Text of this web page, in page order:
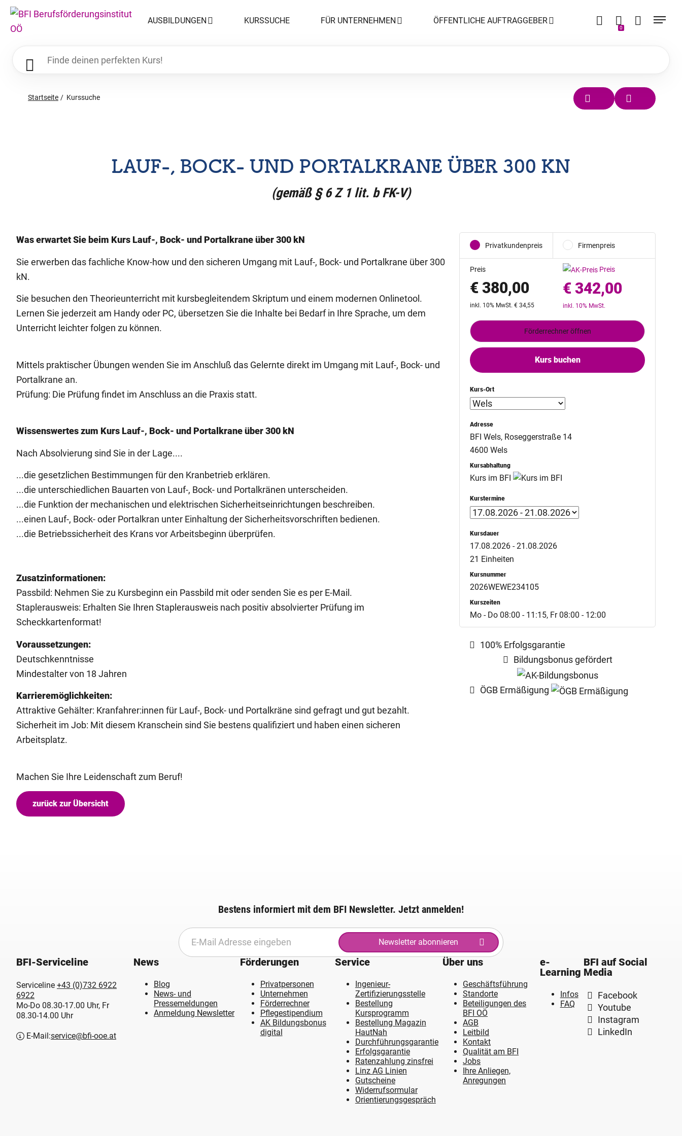
AUSBILDUNGEN KURSSUCHE FÜR UNTERNEHMEN ÖFFENTLICHE AUFTRAGGEBER
0
Startseite Kurssuche
LAUF-, BOCK- UND PORTALKRANE ÜBER 300 KN
(gemäß § 6 Z 1 lit. b FK-V)
Was erwartet Sie beim Kurs Lauf-, Bock- und Portalkrane über 300 kN
Sie erwerben das fachliche Know-how und den sicheren Umgang mit Lauf-, Bock- und Portalkrane über 300
kN.
Sie besuchen den Theorieunterricht mit kursbegleitendem Skriptum und einem modernen Onlinetool.
Lernen Sie jederzeit am Handy oder PC, übersetzen Sie die Inhalte bei Bedarf in Ihre Sprache, um dem
Unterricht leichter folgen zu können.
Mittels praktischer Übungen wenden Sie im Anschluß das Gelernte direkt im Umgang mit Lauf-, Bock- und
Portalkrane an.
Prüfung: Die Prüfung findet im Anschluss an die Praxis statt.
Wissenswertes zum Kurs Lauf-, Bock- und Portalkrane über 300 kN
Nach Absolvierung sind Sie in der Lage....
...die gesetzlichen Bestimmungen für den Kranbetrieb erklären.
...die unterschiedlichen Bauarten von Lauf-, Bock- und Portalkränen unterscheiden.
...die Funktion der mechanischen und elektrischen Sicherheitseinrichtungen beschreiben.
...einen Lauf-, Bock- oder Portalkran unter Einhaltung der Sicherheitsvorschriften bedienen.
...die Betriebssicherheit des Krans vor Arbeitsbeginn überprüfen.
Zusatzinformationen:
Passbild: Nehmen Sie zu Kursbeginn ein Passbild mit oder senden Sie es per E-Mail.
Staplerausweis: Erhalten Sie Ihren Staplerausweis nach positiv absolvierter Prüfung im
Scheckkartenformat!
Voraussetzungen:
Deutschkenntnisse
Mindestalter von 18 Jahren
Karrieremöglichkeiten:
Attraktive Gehälter: Kranfahrer:innen für Lauf-, Bock- und Portalkräne sind gefragt und gut bezahlt.
Sicherheit im Job: Mit diesem Kranschein sind Sie bestens qualifiziert und haben einen sicheren
Arbeitsplatz.
Machen Sie Ihre Leidenschaft zum Beruf!
Kurs-Ort
Adresse
BFI Wels, Roseggerstraße 14
4600 Wels
Kursabhaltung
Kurs im BFI
Kurstermine
Kursdauer
17.08.2026 - 21.08.2026
21 Einheiten
Kursnummer
2026WEWE234105
Kurszeiten
Mo - Do 08:00 - 11:15, Fr 08:00 - 12:00
Privatkundenpreis Firmenpreis
Preis
€ 380,00
inkl. 10% MwSt. € 34,55
Preis
€ 342,00
inkl. 10% MwSt.
Förderrechner öffnen
Kurs buchen
100% Erfolgsgarantie
Bildungsbonus gefördert
ÖGB Ermäßigung
zurück zur Übersicht
Bestens informiert mit dem BFI Newsletter. Jetzt anmelden!
Newsletter abonnieren
BFI-Serviceline
Serviceline +43 (0)732 6922
6922
Mo-Do 08.30-17.00 Uhr, Fr
08.30-14.00 Uhr
E-Mail:service@bfi-ooe.at
News
Blog
News- und
Pressemeldungen
Anmeldung Newsletter
Förderungen
Privatpersonen
Unternehmen
Förderrechner
Pflegestipendium
AK Bildungsbonus
digital
Service
Ingenieur-
Zertifizierungsstelle
Bestellung
Kursprogramm
Bestellung Magazin
HautNah
Durchführungsgarantie
Erfolgsgarantie
Ratenzahlung zinsfrei
Linz AG Linien
Gutscheine
Widerrufsormular
Orientierungsgespräch
Über uns
Geschäftsführung
Standorte
Beteiligungen des
BFI OÖ
AGB
Leitbild
Kontakt
Qualität am BFI
Jobs
Ihre Anliegen,
Anregungen
e-
Learning
Infos
FAQ
BFI auf Social
Media
Facebook
Youtube
Instagram
LinkedIn